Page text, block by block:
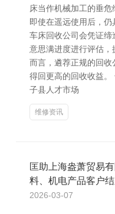
床当作机械加工的垂危
即使在遥远使用后，
车床回收公司会凭证
意思满进度进行评估
而言，遴荐正规的回
得回更高的回收收益
子县人才市场
维修资讯
匡助上海盎萧贸易
料、机电产品客户
2026-03-07